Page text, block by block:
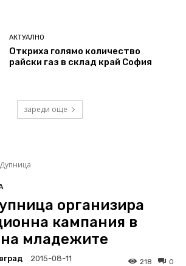
АКТУАЛНО
Откриха голямо количество
райски газ в склад край София
зареди още